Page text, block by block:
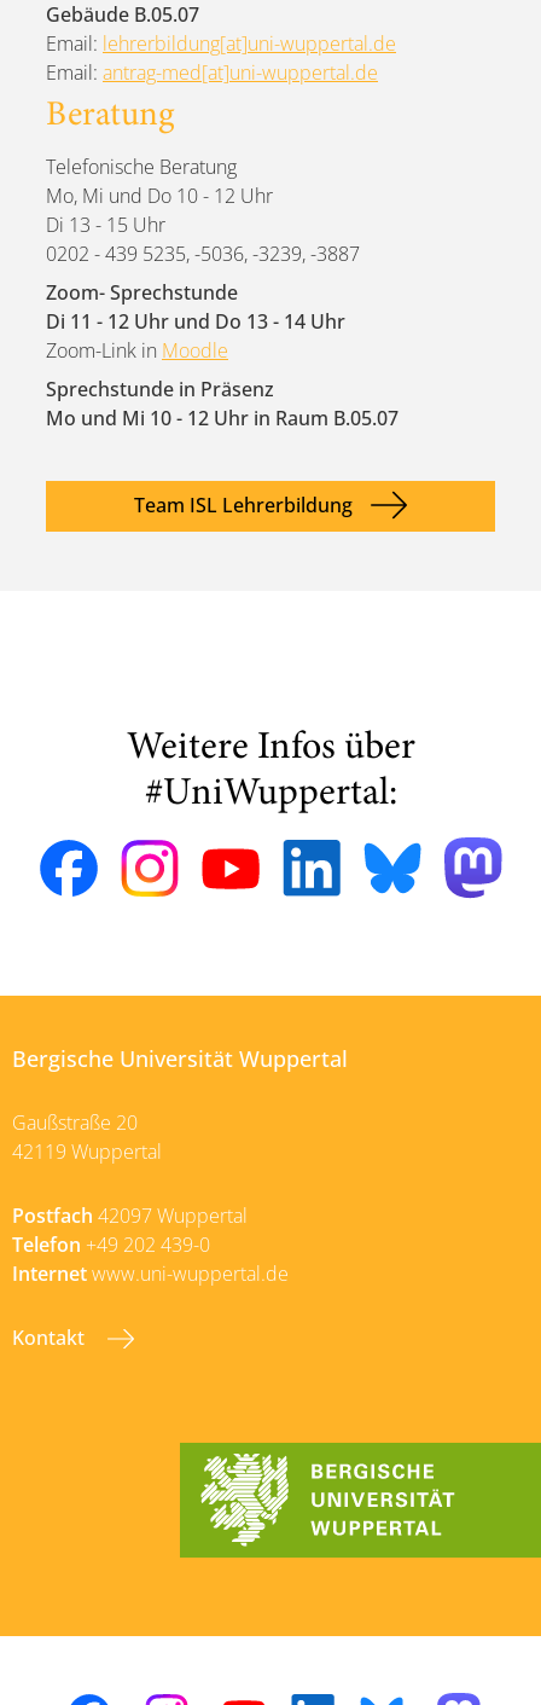
Gebäude B.05.07
Email: lehrerbildung[at]uni-wuppertal.de
Email: antrag-med[at]uni-wuppertal.de
Beratung
Telefonische Beratung
Mo, Mi und Do 10 - 12 Uhr
Di 13 - 15 Uhr
0202 - 439 5235, -5036, -3239, -3887
Zoom- Sprechstunde
Di 11 - 12 Uhr und Do 13 - 14 Uhr
Zoom-Link in Moodle
Sprechstunde in Präsenz
Mo und Mi 10 - 12 Uhr in Raum B.05.07
Team ISL Lehrerbildung
Weitere Infos über
#UniWuppertal:
Bergische Universität Wuppertal
Gaußstraße 20
42119 Wuppertal
Postfach 42097 Wuppertal
Telefon +49 202 439-0
Internetwww.uni-wuppertal.de
Kontakt